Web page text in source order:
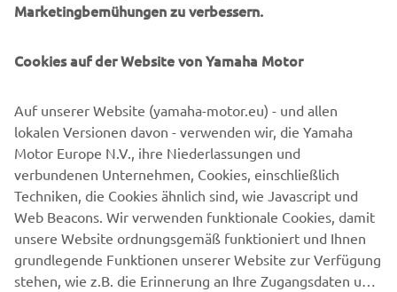
Zodiac Milpro
Rettungs- und Profiteams weltweit vertrauen.
PARTNER WERDEN
Marketingbemühungen zu verbessern.
Cookies auf der Website von Yamaha Motor
Auf unserer Website (yamaha-motor.eu) - und allen
lokalen Versionen davon - verwenden wir, die Yamaha
Motor Europe N.V., ihre Niederlassungen und
verbundenen Unternehmen, Cookies, einschließlich
Techniken, die Cookies ähnlich sind, wie Javascript und
Web Beacons. Wir verwenden funktionale Cookies, damit
unsere Website ordnungsgemäß funktioniert und Ihnen
grundlegende Funktionen unserer Website zur Verfügung
stehen, wie z.B. die Erinnerung an Ihre Zugangsdaten und